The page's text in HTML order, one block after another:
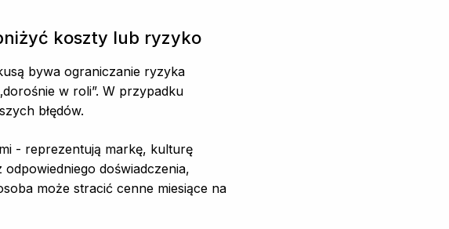
koszty lub ryzyko
bywa ograniczanie ryzyka
w roli”. W przypadku
błędów.
- reprezentują markę, kulturę
doświadczenia,
może stracić cenne miesiące na